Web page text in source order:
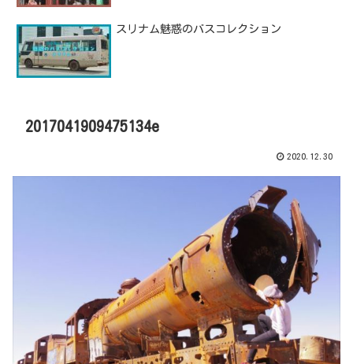
スリナム魅惑のバスコレクション
2017041909475134e
2020.12.30